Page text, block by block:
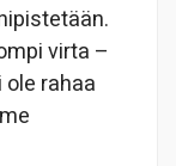
virta –
rahaa